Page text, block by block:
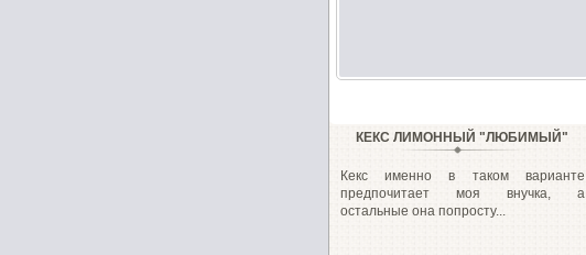
КЕКС ЛИМОННЫЙ "ЛЮБИМЫЙ"
Кекс именно в таком варианте
предпочитает моя внучка, а
остальные она попросту...